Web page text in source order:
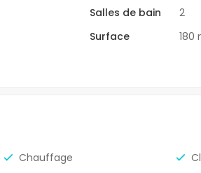
Salles de bain
2
Surface 180
Chauffage